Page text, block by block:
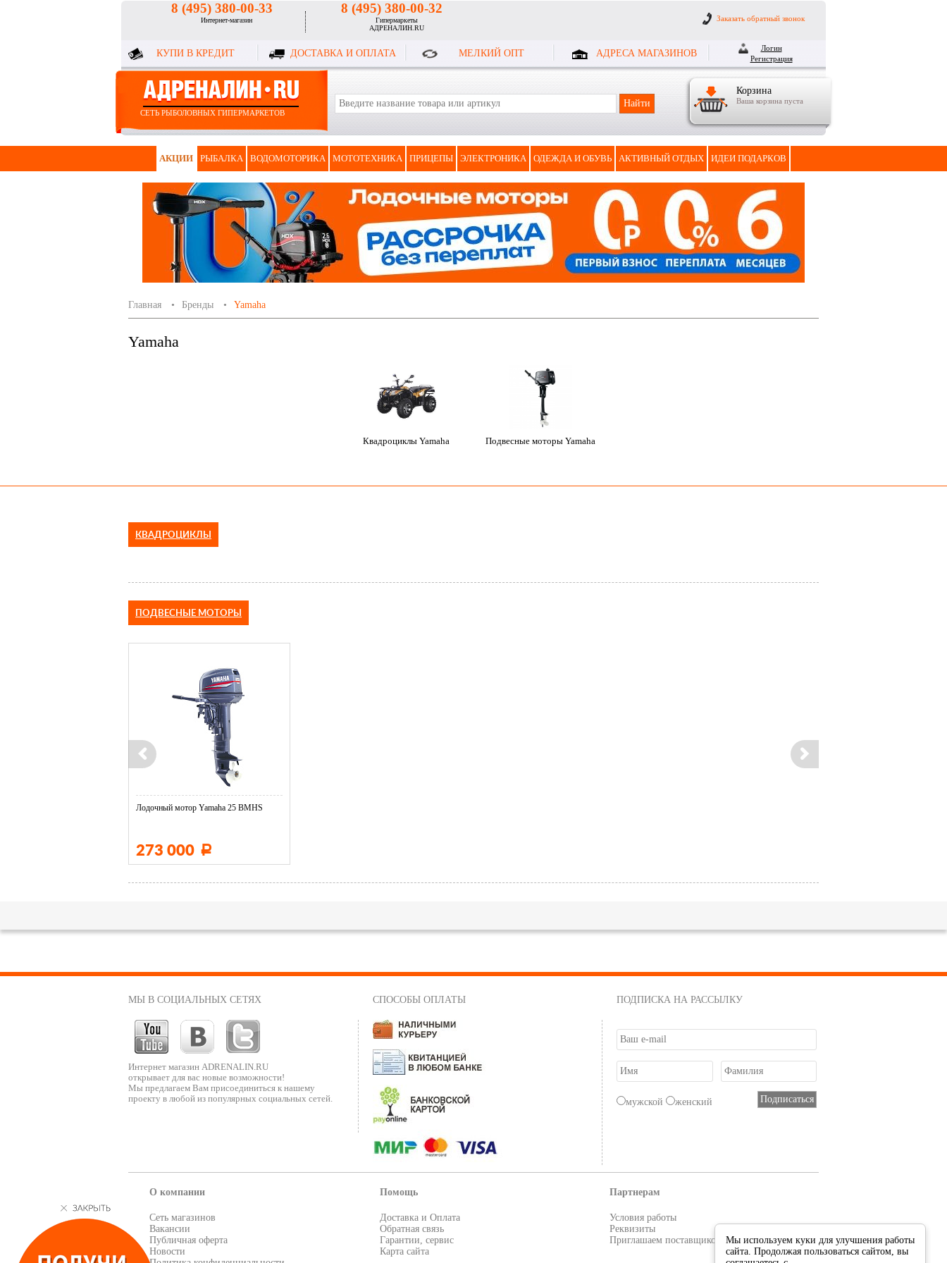
8 (495) 380-00-33
Интернет-магазин
8 (495) 380-00-32
Гипермаркеты
АДРЕНАЛИН.RU
Заказать обратный звонок
КУПИ В КРЕДИТ ДОСТАВКА И ОПЛАТА МЕЛКИЙ ОПТ АДРЕСА МАГАЗИНОВ
Логин
Регистрация
Корзина
Ваша корзина пуста
СЕТЬ РЫБОЛОВНЫХ ГИПЕРМАРКЕТОВ
АКЦИИ РЫБАЛКА ВОДОМОТОРИКА МОТОТЕХНИКА ПРИЦЕПЫ ЭЛЕКТРОНИКА ОДЕЖДА И ОБУВЬ АКТИВНЫЙ ОТДЫХ ИДЕИ ПОДАРКОВ
Главная Бренды Yamaha
Yamaha
Квадроциклы Yamaha Подвесные моторы Yamaha
КВАДРОЦИКЛЫ
ПОДВЕСНЫЕ МОТОРЫ
Лодочный мотор Yamaha 25 BMHS
273 000 Р
МЫ В СОЦИАЛЬНЫХ СЕТЯХ
Интернет магазин ADRENALIN.RU
открывает для вас новые возможности!
Мы предлагаем Вам присоединиться к нашему
проекту в любой из популярных социальных сетей.
СПОСОБЫ ОПЛАТЫ ПОДПИСКА НА РАССЫЛКУ
мужской женский
О компании
Сеть магазинов
Вакансии
Публичная оферта
Новости
Помощь
Доставка и Оплата
Обратная связь
Гарантии, сервис
Карта сайта
Партнерам
Условия работы
Реквизиты
Приглашаем поставщиков
Мы используем куки для улучшения работы
сайта. Продолжая пользоваться сайтом, вы